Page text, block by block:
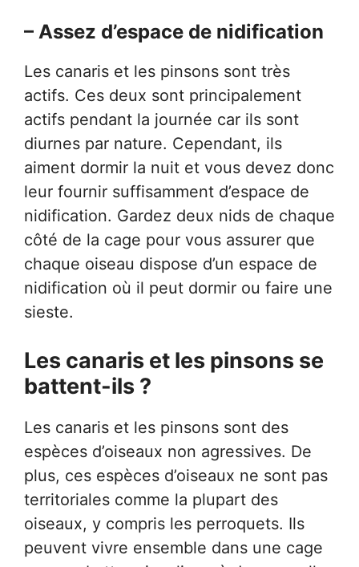
– Assez d’espace de nidification
Les canaris et les pinsons sont très
actifs. Ces deux sont principalement
actifs pendant la journée car ils sont
diurnes par nature. Cependant, ils
aiment dormir la nuit et vous devez donc
leur fournir suffisamment d’espace de
nidification. Gardez deux nids de chaque
côté de la cage pour vous assurer que
chaque oiseau dispose d’un espace de
nidification où il peut dormir ou faire une
sieste.
Les canaris et les pinsons se
battent-ils ?
Les canaris et les pinsons sont des
espèces d’oiseaux non agressives. De
plus, ces espèces d’oiseaux ne sont pas
territoriales comme la plupart des
oiseaux, y compris les perroquets. Ils
peuvent vivre ensemble dans une cage